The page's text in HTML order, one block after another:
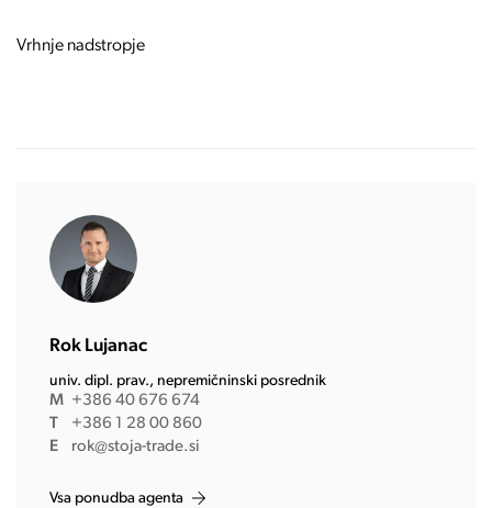
Vrhnje nadstropje
Rok Lujanac
univ. dipl. prav., nepremičninski posrednik
M +386 40 676 674
T
+386 1 28 00 860
E
rok@stoja-trade.si
Vsa ponudba agenta